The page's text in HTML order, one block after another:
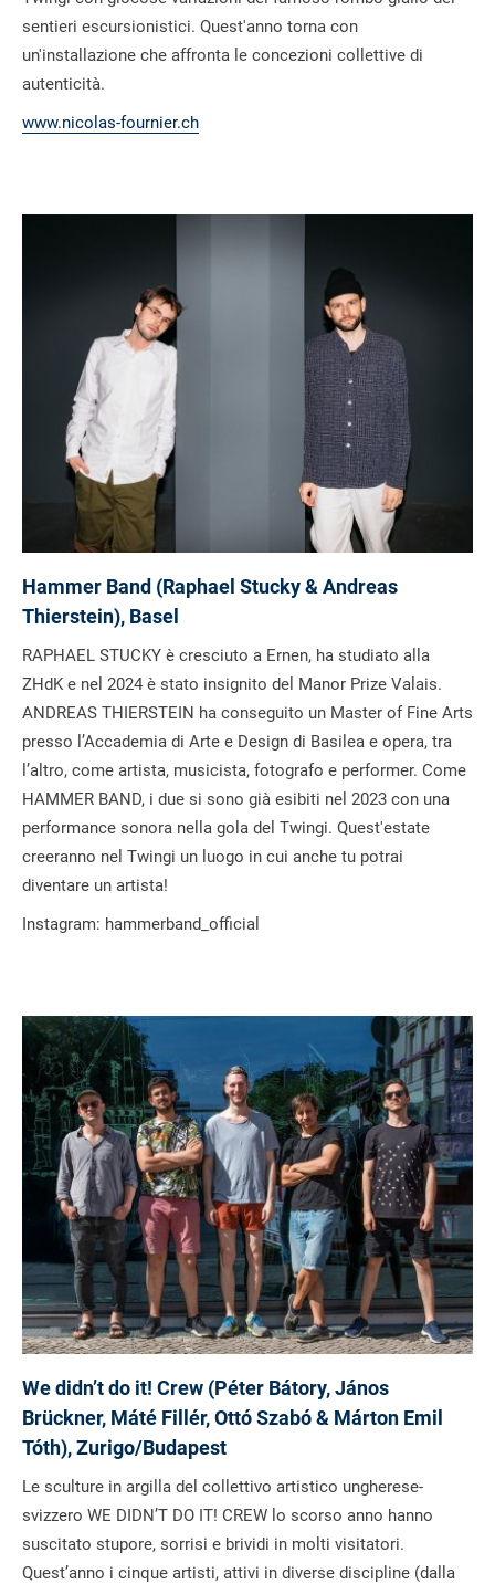
sentieri escursionistici. Quest'anno torna con
un'installazione che affronta le concezioni collettive di
autenticità.
www.nicolas-fournier.ch
Hammer Band (Raphael Stucky & Andreas
Thierstein), Basel
RAPHAEL STUCKY è cresciuto a Ernen, ha studiato alla
ZHdK e nel 2024 è stato insignito del Manor Prize Valais.
ANDREAS THIERSTEIN ha conseguito un Master of Fine Arts
presso l’Accademia di Arte e Design di Basilea e opera, tra
l’altro, come artista, musicista, fotografo e performer. Come
HAMMER BAND, i due si sono già esibiti nel 2023 con una
performance sonora nella gola del Twingi. Quest'estate
creeranno nel Twingi un luogo in cui anche tu potrai
diventare un artista!
Instagram: hammerband_official
We didn’t do it! Crew (Péter Bátory, János
Brückner, Máté Fillér, Ottó Szabó & Márton Emil
Tóth), Zurigo/Budapest
Le sculture in argilla del collettivo artistico ungherese-
svizzero WE DIDN’T DO IT! CREW lo scorso anno hanno
suscitato stupore, sorrisi e brividi in molti visitatori.
Quest’anno i cinque artisti, attivi in diverse discipline (dalla